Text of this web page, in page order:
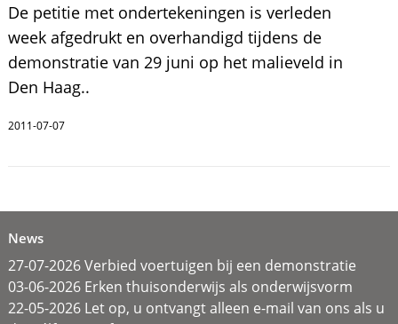
De petitie met ondertekeningen is verleden
week afgedrukt en overhandigd tijdens de
demonstratie van 29 juni op het malieveld in
Den Haag..
2011-07-07
News
27-07-2026 Verbied voertuigen bij een demonstratie
03-06-2026 Erken thuisonderwijs als onderwijsvorm
22-05-2026 Let op, u ontvangt alleen e-mail van ons als u